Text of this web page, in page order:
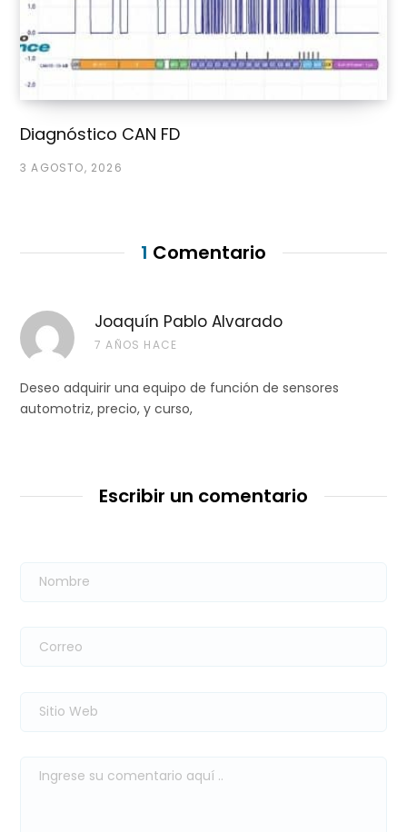
Diagnóstico CAN FD
3 AGOSTO, 2026
1 Comentario
Joaquín Pablo Alvarado
7 AÑOS HACE
Deseo adquirir una equipo de función de sensores
automotriz, precio, y curso,
Escribir un comentario